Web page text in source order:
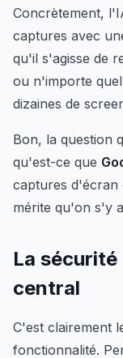
Concrètement,
captures avec
qu'il s'agisse de
ou n'importe
dizaines de
Bon, la question
qu'est-ce que
captures d'écran
mérite qu'on s'y
La
central
C'est clairement
fonctionnalité.